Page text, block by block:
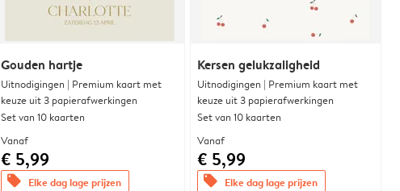
Gouden hartje
Uitnodigingen | Premium kaart met
keuze uit 3 papierafwerkingen
Set van 10 kaarten
Vanaf
€ 5,99
offers Elke dag lage prijzen
Kersen gelukzaligheid
Uitnodigingen | Premium kaart met
keuze uit 3 papierafwerkingen
Set van 10 kaarten
Vanaf
€ 5,99
offers Elke dag lage prijzen